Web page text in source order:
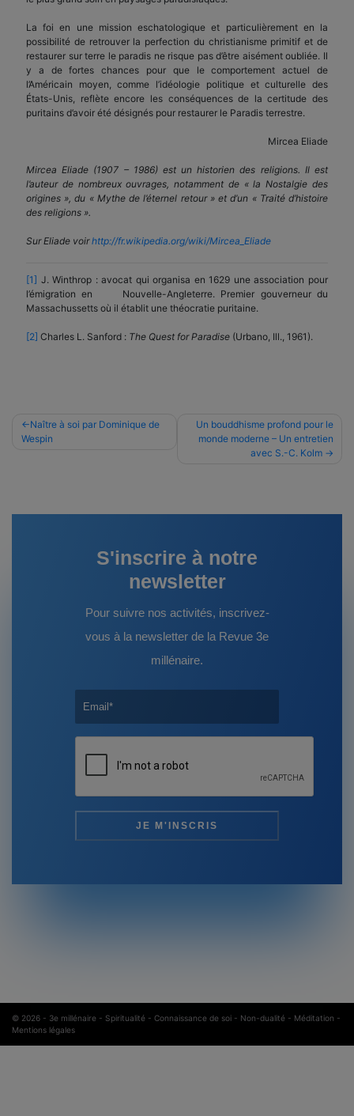
La foi en une mission eschatologique et particulièrement en la
possibilité de retrouver la perfection du christianisme primitif et de
restaurer sur terre le paradis ne risque pas d’être aisément oubliée. Il
y a de fortes chances pour que le comportement actuel de
l’Américain moyen, comme l’idéologie politique et culturelle des
États-Unis, reflète encore les conséquences de la certitude des
puritains d’avoir été désignés pour restaurer le Paradis terrestre.
Mircea Eliade
Mircea Eliade (1907 – 1986) est un historien des religions. Il est
l’auteur de nombreux ouvrages, notamment de « la Nostalgie des
origines », du « Mythe de l’éternel retour » et d’un « Traité d’histoire
des religions ».
Sur Eliade voirhttp://fr.wikipedia.org/wiki/Mircea_Eliade
[1] J. Winthrop : avocat qui organisa en 1629 une association pour
l’émigration en Nouvelle-Angleterre. Premier gouverneur du
Massachussetts où il établit une théocratie puritaine.
[2] Charles L. Sanford : The Quest for Paradise (Urbano, Ill., 1961).
Navigation
de
Naître à soi par Dominique de
Wespin
Un bouddhisme profond pour le
monde moderne – Un entretien
avec S.-C. Kolm
S'inscrire à notre
newsletter
Pour suivre nos activités, inscrivez-
vous à la newsletter de la Revue 3e
millénaire.
© 2026 - 3e millénaire - Spiritualité - Connaissance de soi - Non-dualité - Méditation -
Mentions légales